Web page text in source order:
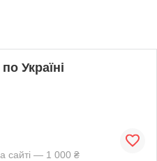
Україні
сайті — 1 000 ₴